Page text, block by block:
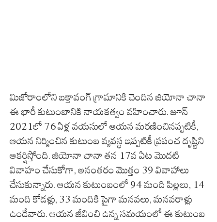
మిజోరాంలోని బక్తావంగ్ గ్రామానికి చెందిన జియోనా చానా
ఈ భారీ కుటుంబానికి నాయకత్వం వహించారు. జూన్
2021లో 76 ఏళ్ల వయసులో ఆయన మరణించినప్పటికీ,
ఆయన నిర్మించిన కుటుంబ వ్యవస్థ ఇప్పటికీ ప్రపంచ దృష్టిని
ఆకర్షిస్తోంది. జియోనా చానా తన 17వ ఏట మొదటి
వివాహం చేసుకోగా, అనంతరం మొత్తం 39 వివాహాలు
చేసుకున్నారు. ఆయన కుటుంబంలో 94 మంది పిల్లలు, 14
మంది కోడళ్లు, 33 మందికి పైగా మనవలు, మనవరాళ్లు
ఉండేవారు. ఆయన జీవించి ఉన్న సమయంలో ఈ కుటుంబ